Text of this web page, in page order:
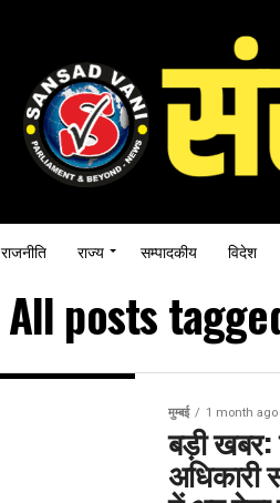
राजनीति राज्य सम्पादकीय विदेश
All posts
मुम्बई 1 month ago
बड़ी खबर:
अधिकारी